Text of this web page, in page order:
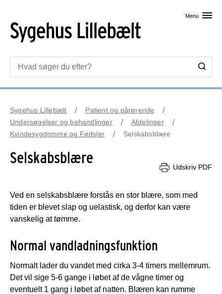
Menu
Sygehus Lillebælt
Patient og pårørende
Undersøgelser og behandlinger
Afdelinger
Kvindesygdomme og Fødsler
Selskabsblære
Selskabsblære
Udskriv PDF
Ved en selskabsblære forstås en stor blære, som med
tiden er blevet slap og uelastisk, og derfor kan være
vanskelig at tømme.
Normal vandladningsfunktion
Normalt lader du vandet med cirka 3-4 timers mellemrum.
Det vil sige 5-6 gange i løbet af de vågne timer og
eventuelt 1 gang i løbet af natten. Blæren kan rumme